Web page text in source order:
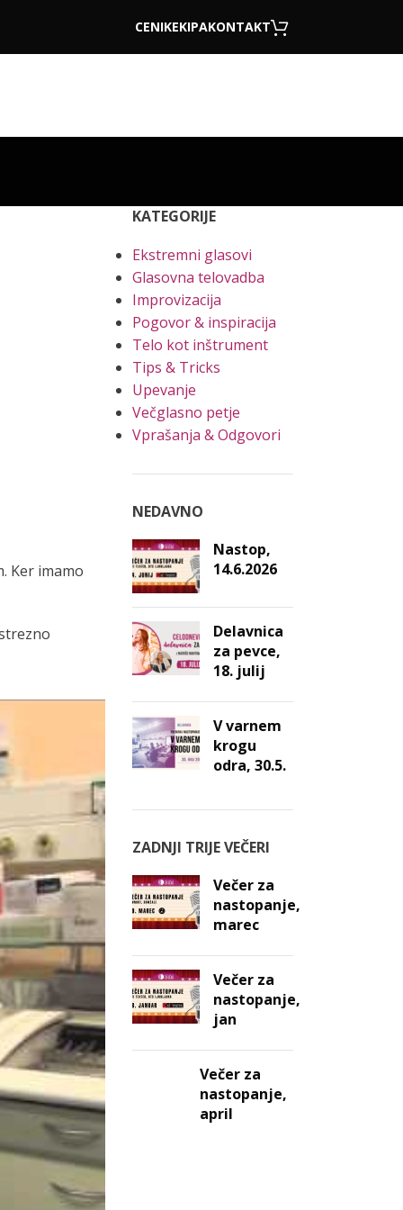
CENIKEKIPAKONTAKT
Ker imamo
KATEGORIJE
Ekstremni glasovi
Glasovna telovadba
Improvizacija
Pogovor & inspiracija
Telo kot inštrument
Tips & Tricks
Upevanje
Večglasno petje
Vprašanja & Odgovori
NEDAVNO
Nastop,
14.6.2026
Delavnica
za pevce,
18. julij
V varnem
krogu
odra, 30.5.
ZADNJI TRIJE VEČERI
Večer za
nastopanje,
marec
Večer za
nastopanje,
jan
Večer za
nastopanje,
april